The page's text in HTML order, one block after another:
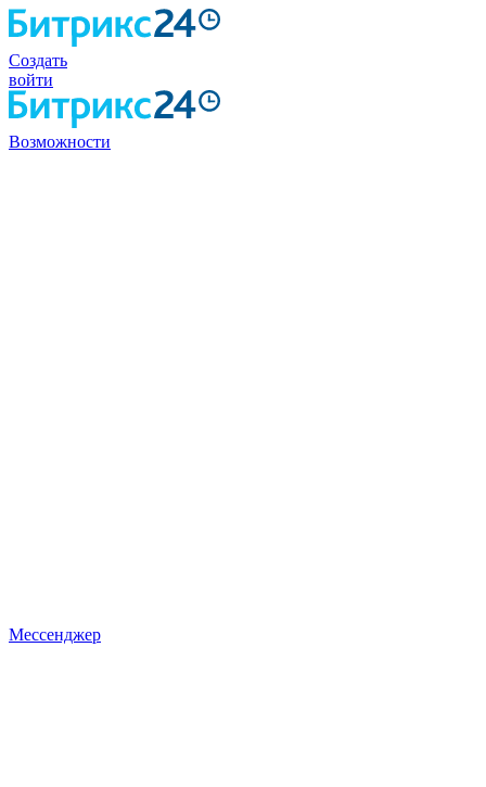
Создать
войти
Возможности
Мессенджер